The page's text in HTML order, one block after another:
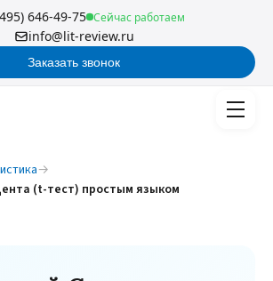
646-49-75 Сейчас работаем
info@lit-review.ru
Заказать звонок
→
(t-тест) простым языком